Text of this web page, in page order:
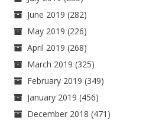
June 2019 (282)
May 2019 (226)
April 2019 (268)
March 2019 (325)
February 2019 (349)
January 2019 (456)
December 2018 (471)